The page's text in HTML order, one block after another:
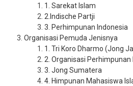
1. Sarekat Islam
2.Indische Partji
3. Perhimpunan Indonesia
Organisasi Pemuda Jenisnya
1. Tri Koro Dharmo (Jong
2. Organisasi
3. Jong Sumatera
4. Himpunan Mahasiswa